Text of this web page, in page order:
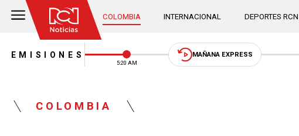
COLOMBIA INTERNACIONAL DEPORTES RCN
EMISIONES
5:20 AM
MAÑANA EXPRESS
COLOMBIA